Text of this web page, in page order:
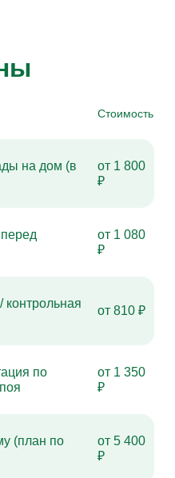
Стоимость
на дом (в
от 1 800
₽
от 1 080
₽
от 810 ₽
по
от 1 350
₽
(план по
от 5 400
₽